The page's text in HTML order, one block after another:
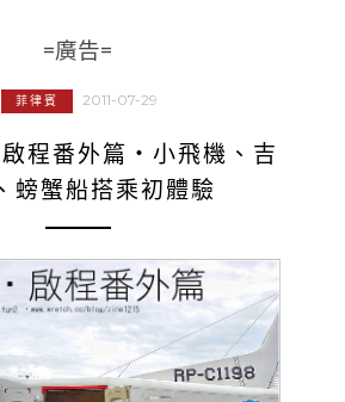
=廣告=
菲律賓 2011-07-29
啟程番外篇‧小飛機、吉
螃蟹船搭乘初體驗